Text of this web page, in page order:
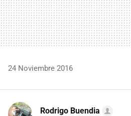
24 Noviembre 2016
Rodrigo Buendia